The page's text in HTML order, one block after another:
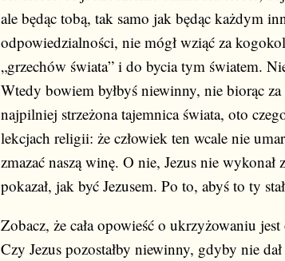
ale będąc tobą, tak samo jak będąc każdym
odpowiedzialności, nie mógł wziąć za
„grzechów świata” i do bycia tym światem.
Wtedy bowiem byłbyś niewinny, nie biorąc
najpilniej strzeżona tajemnica świata, oto
lekcjach religii: że człowiek ten wcale nie
zmazać naszą winę. O nie, Jezus nie wykonał
pokazał, jak być Jezusem. Po to, abyś to ty
Zobacz, że cała opowieść o ukrzyżowaniu
Czy Jezus pozostałby niewinny, gdyby nie